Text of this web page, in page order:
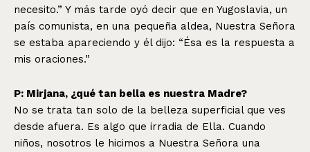
necesito.” Y más tarde oyó decir que en Yugoslavia, un
país comunista, en una pequeña aldea, Nuestra Señora
se estaba apareciendo y él dijo: “Ésa es la respuesta a
mis oraciones.”
P: Mirjana, ¿qué tan bella es nuestra Madre?
No se trata tan solo de la belleza superficial que ves
desde afuera. Es algo que irradia de Ella. Cuando
niños, nosotros le hicimos a Nuestra Señora una